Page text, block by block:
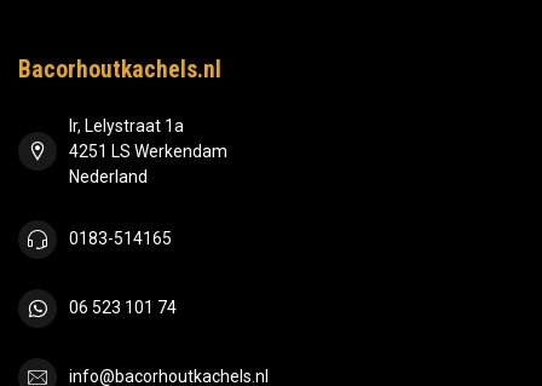
Bacorhoutkachels.nl
Ir, Lelystraat 1a
4251 LS Werkendam
Nederland
0183-514165
06 523 101 74
info@bacorhoutkachels.nl